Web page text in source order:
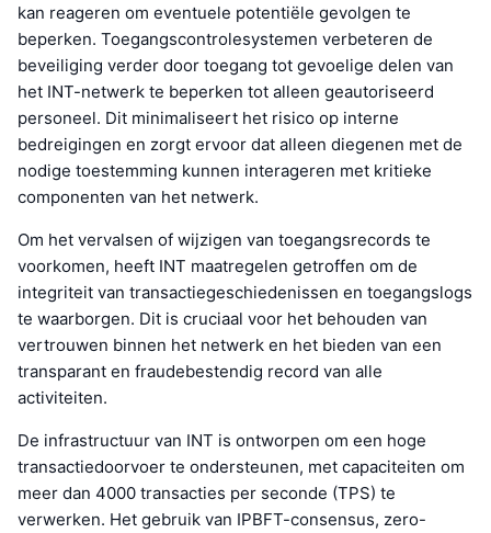
kan reageren om eventuele potentiële gevolgen te
beperken. Toegangscontrolesystemen verbeteren de
beveiliging verder door toegang tot gevoelige delen van
het INT-netwerk te beperken tot alleen geautoriseerd
personeel. Dit minimaliseert het risico op interne
bedreigingen en zorgt ervoor dat alleen diegenen met de
nodige toestemming kunnen interageren met kritieke
componenten van het netwerk.
Om het vervalsen of wijzigen van toegangsrecords te
voorkomen, heeft INT maatregelen getroffen om de
integriteit van transactiegeschiedenissen en toegangslogs
te waarborgen. Dit is cruciaal voor het behouden van
vertrouwen binnen het netwerk en het bieden van een
transparant en fraudebestendig record van alle
activiteiten.
De infrastructuur van INT is ontworpen om een hoge
transactiedoorvoer te ondersteunen, met capaciteiten om
meer dan 4000 transacties per seconde (TPS) te
verwerken. Het gebruik van IPBFT-consensus, zero-